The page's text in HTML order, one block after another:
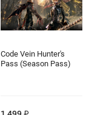
Code Vein Hunter's
Pass (Season Pass)